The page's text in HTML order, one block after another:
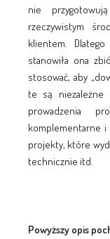
nie
rzeczywistym
klientem.
stanowiła ona
stosować, aby
te są niezależne
prowadzenia
komplementarne
projekty, które
technicznie itd.
Powyższy opis